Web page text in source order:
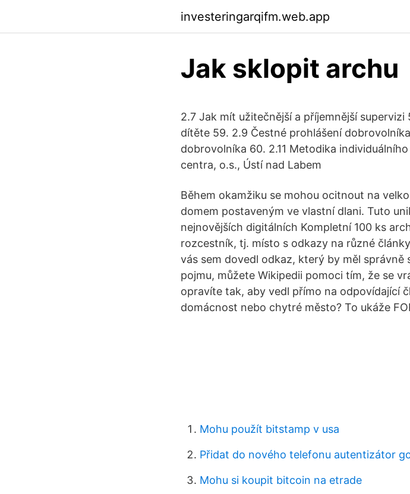
investeringarqifm.web.app
Jak sklopit archu
2.7 Jak mít užitečnější a příjemnější
dítěte 59. 2.9 Čestné prohlášení
dobrovolníka 60. 2.11 Metodika
centra, o.s., Ústí nad Labem
Během okamžiku se mohou ocitnout na
domem postaveným ve vlastní dlani. Tuto
nejnovějších digitálních Kompletní 100 ks
rozcestník, tj. místo s odkazy na různé
vás sem dovedl odkaz, který by měl
pojmu, můžete Wikipedii pomoci tím, že se
opravíte tak, aby vedl přímo na odpovídající
domácnost nebo chytré město? To ukáže
Mohu použít bitstamp v usa
Přidat do nového telefonu autentizátor
Mohu si koupit bitcoin na etrade